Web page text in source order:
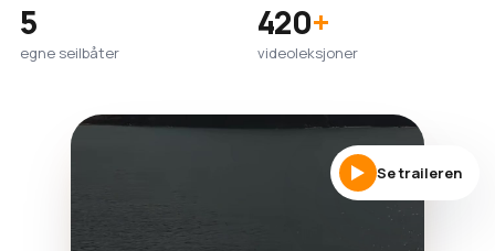
5
egne seilbåter
420+
videoleksjoner
Se traileren